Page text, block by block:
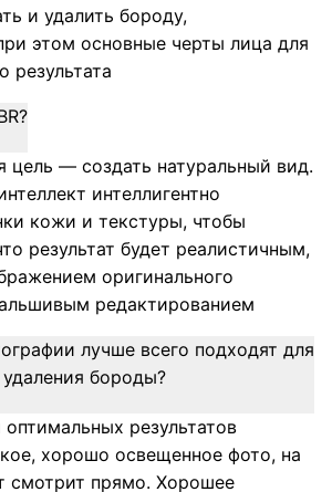
и удалить бороду,
этом основные черты лица для
результата
цель — создать натуральный вид.
интеллигентно
кожи и текстуры, чтобы
результат будет реалистичным,
оригинального
редактированием
лучше всего подходят для
удаления бороды?
результатов
хорошо освещенное фото, на
смотрит прямо. Хорошее